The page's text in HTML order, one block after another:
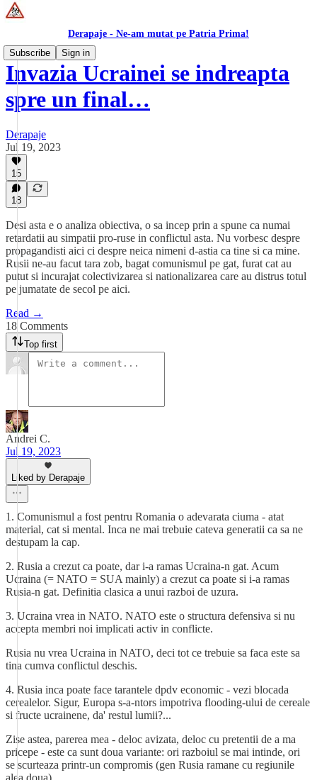
Derapaje - Ne-am mutat pe Patria Prima!
Subscribe
Sign in
Invazia Ucrainei se indreapta
spre un final…
Derapaje
Jul 19, 2023
15
18
Desi asta e o analiza obiectiva, o sa incep prin a spune ca numai
retardatii au simpatii pro-ruse in conflictul asta. Nu vorbesc despre
propagandisti aici ci despre neica nimeni d-astia ca tine si ca mine.
Rusii ne-au facut tara zob, bagat comunismul pe gat, furat cat au
putut si incurajat colectivizarea si nationalizarea care au distrus totul
pe jumatate de secol pe aici.
Read →
18 Comments
Top first
Andrei C.
Jul 19, 2023
Liked by Derapaje
1. Comunismul a fost pentru Romania o adevarata ciuma - atat
material, cat si mental. Inca ne mai trebuie cateva generatii ca sa ne
destupam la cap.
2. Rusia a crezut ca poate, dar i-a ramas Ucraina-n gat. Acum
Ucraina (= NATO = SUA mainly) a crezut ca poate si i-a ramas
Rusia-n gat. Definitia clasica a unui razboi de uzura.
3. Ucraina vrea in NATO. NATO este o structura defensiva si nu
accepta membri noi implicati activ in conflicte.
Rusia nu vrea Ucraina in NATO, deci tot ce trebuie sa faca este sa
tina cumva conflictul deschis.
4. Rusia inca poate face tarantele dpdv economic - vezi blocada
cerealelor. Sigur, Europa s-a-ntors impotriva flooding-ului de cereale
si fructe ucrainene, da' restul lumii?...
Zise astea, parerea mea - deloc avizata, deloc cu pretentii de a ma
pricepe - este ca sunt doua variante: ori razboiul se mai intinde, ori
se scurteaza printr-un compromis (gen Rusia ramane cu regiunile
alea doua).